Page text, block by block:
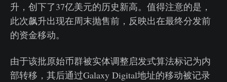
升，创下了37亿美元的历史新高。值得注意的是，
此次飙升出现在周末抛售前，反映出在最终分发前
的资金移动。
由于该批原始币群被实体调整启发式算法标记为内
部转移，其后通过Galaxy Digital地址的移动被记录